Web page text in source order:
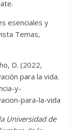
esenciales y
Temas,
D. (2022,
para la vida.
y-
para-la-vida
Universidad de